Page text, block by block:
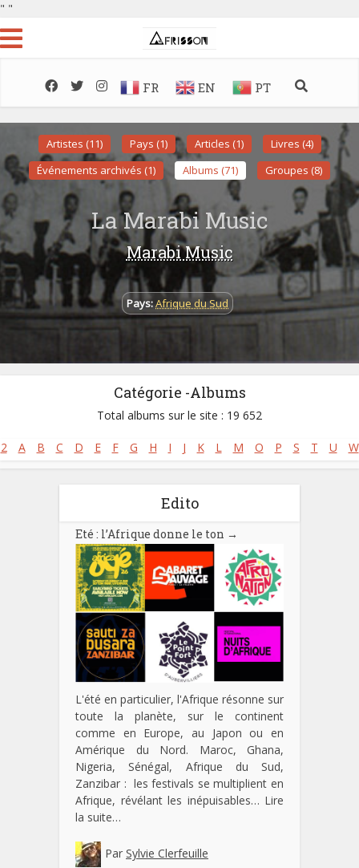
" "
FR EN PT
Artistes (11) Pays (1) Articles (1)
Livres (4)
Événements archivés (1)
Albums (71) Groupes (8)
La Marabi Music
Marabi Music
Pays:Afrique du Sud
Catégorie -Albums
Total albums sur le site : 19 652
2 A B C D E F G H I J K L M O P S T U W
Edito
Eté : l’Afrique donne le ton →
L'été en particulier, l'Afrique résonne sur
toute la planète, sur le continent
comme en Europe, au Japon ou en
Amérique du Nord. Maroc, Ghana,
Nigeria, Sénégal, Afrique du Sud,
Zanzibar : les festivals se multiplient en
Afrique, révélant les inépuisables… Lire
la suite…
Par Sylvie Clerfeuille